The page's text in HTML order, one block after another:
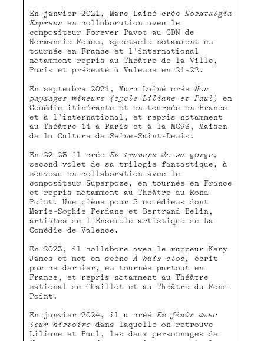
En janvier 2021, Marc Lainé créeNosztalgia
Express en collaboration avec le
compositeur Forever Pavot au CDN de
Normandie-Rouen, spectacle notamment en
tournée en France et l'international
notamment repris au Théâtre de la Ville,
Paris et présenté à Valence en 21-22.
En septembre 2021, Marc Lainé créeNos
paysages mineurs (cycle Liliane et Paul) en
Comédie itinérante et en tournée en France
et à l’international, et repris notamment
au Théâtre 14 à Paris et à la MC93, Maison
de la Culture de Seine-Saint-Denis.
En 22-23 il créeEn travers de sa gorge,
second volet de sa trilogie fantastique, à
nouveau en collaboration avec le
compositeur Superpoze, en tournée en France
et repris notamment au Théâtre du Rond-
Point. Une pièce pour 5 comédiens dont
Marie-Sophie Ferdane et Bertrand Belin,
artistes de l'Ensemble artistique de La
Comédie de Valence.
En 2023, il collabore avec le rappeur Kery
James et met en scèneÀ huis clos,
écrit
par ce dernier, en tournée partout en
France, et repris notamment au Théâtre
national de Chaillot et au Théâtre du Rond-
Point.
En janvier 2024, il a crééEn finir avec
leur histoire dans laquelle on retrouve
Liliane et Paul, les deux personnages de